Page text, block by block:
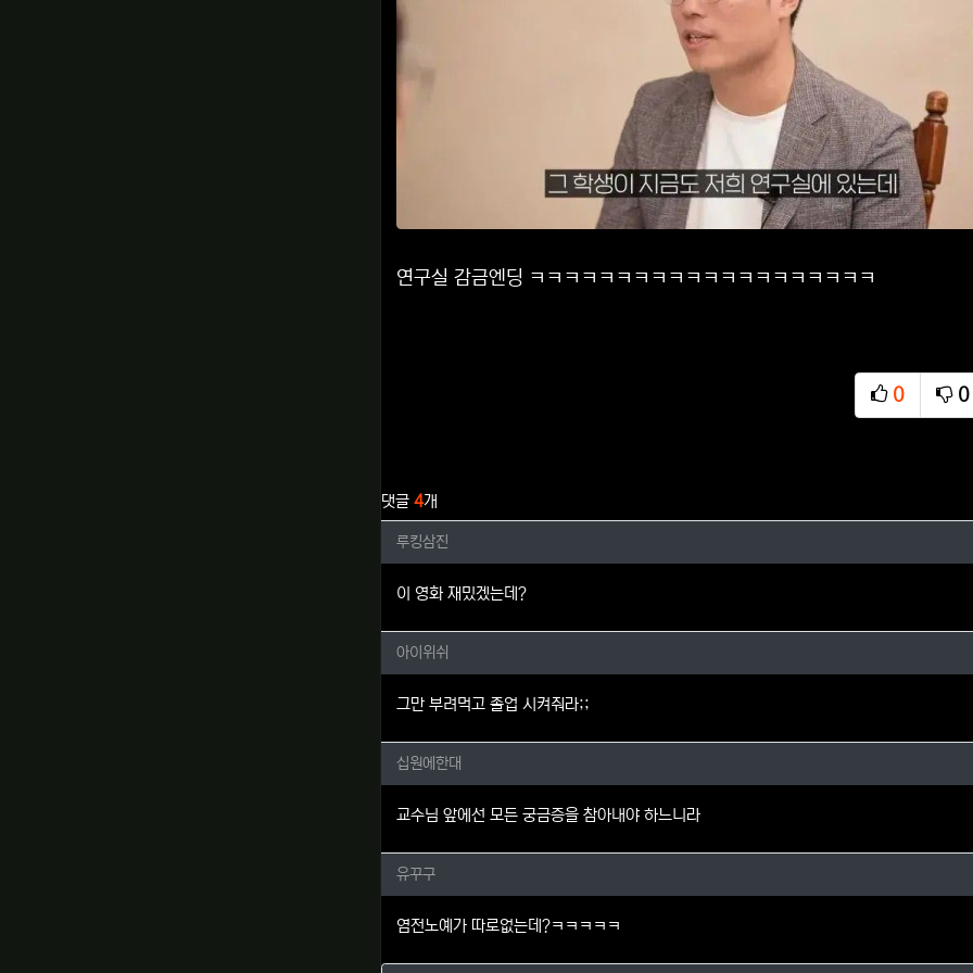
연구실 감금엔딩 ㅋㅋㅋㅋㅋㅋㅋㅋㅋㅋㅋㅋㅋㅋㅋㅋㅋㅋㅋㅋ
0
추천
0
비
댓글 4개
루킹삼진님의 댓글
루킹삼진
이 영화 재밌겠는데?
아이위쉬님의 댓글
아이위쉬
그만 부려먹고 졸업 시켜줘라;;
십원에한대님의 댓글
십원에한대
교수님 앞에선 모든 궁금증을 참아내야 하느니라
유꾸구님의 댓글
유꾸구
염전노예가 따로없는데?ㅋㅋㅋㅋㅋ